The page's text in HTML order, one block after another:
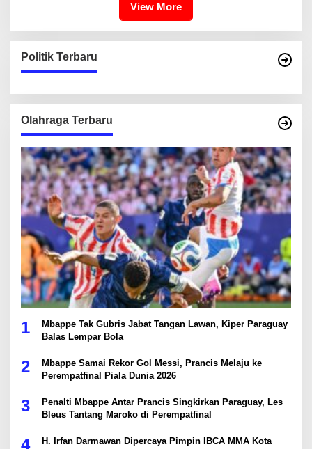
View More
Politik Terbaru
Olahraga Terbaru
1
Mbappe Tak Gubris Jabat Tangan Lawan, Kiper Paraguay
Balas Lempar Bola
2
Mbappe Samai Rekor Gol Messi, Prancis Melaju ke
Perempatfinal Piala Dunia 2026
3
Penalti Mbappe Antar Prancis Singkirkan Paraguay, Les
Bleus Tantang Maroko di Perempatfinal
4
H. Irfan Darmawan Dipercaya Pimpin IBCA MMA Kota